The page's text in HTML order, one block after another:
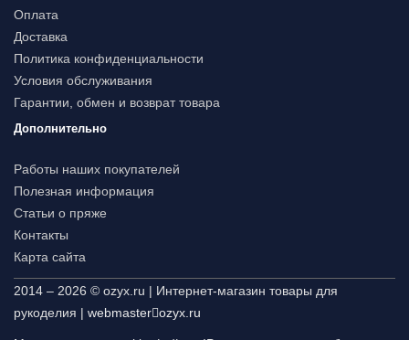
Оплата
Доставка
Политика конфиденциальности
Условия обслуживания
Гарантии, обмен и возврат товара
Дополнительно
Работы наших покупателей
Полезная информация
Статьи о пряже
Контакты
Карта сайта
2014 – 2026 © ozyx.ru | Интернет-магазин товары для
рукоделия | webmaster ozyx.ru